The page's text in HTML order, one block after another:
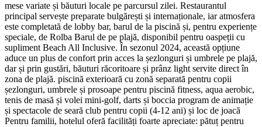
mese variate și băuturi locale pe parcursul zilei. Restaurantul
principal servește preparate bulgărești și internaționale, iar atmosfera
este completată de lobby bar, barul de la piscină și, pentru experiențe
speciale, de Rolba Barul de pe plajă, disponibil pentru oaspeții cu
supliment Beach All Inclusive. În sezonul 2024, această opțiune
aduce un plus de confort prin acces la șezlonguri și umbrele pe plajă,
dar și prin gustări, băuturi răcoritoare și prânz light servite direct în
zona de plajă. piscină exterioară cu zonă separată pentru copii
șezlonguri, umbrele și prosoape pentru piscină fitness, aqua aerobic,
tenis de masă și volei mini-golf, darts și boccia program de animație
și spectacole de seară club pentru copii (4-12 ani) și loc de joacă
Pentru familii, hotelul oferă facilități foarte apreciate: pătuț pentru